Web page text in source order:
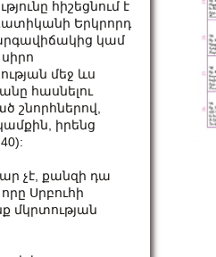
հիշեցնում է
Երկրորդ
կամ
մեջ ևս
հասնելու
շնորհներով,
իրենց
չէ, քանզի դա
Սրբուհի
մկրտության